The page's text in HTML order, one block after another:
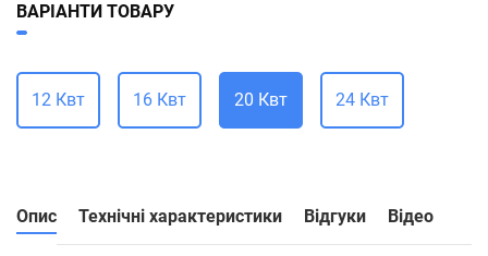
ВАРІАНТИ ТОВАРУ
12 Квт 16 Квт 20 Квт 24 Квт
Опис Технічні характеристики Відгуки Відео